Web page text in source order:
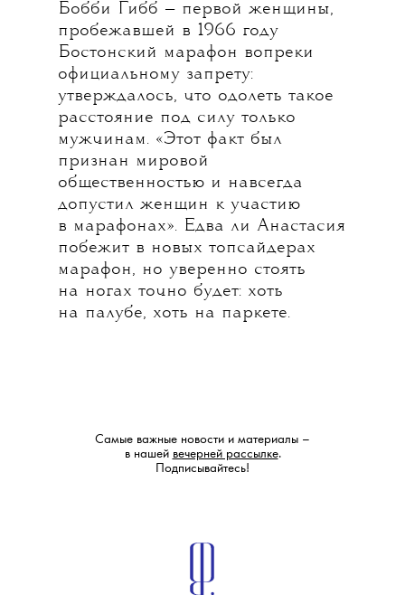
Бобби Гибб — первой женщины,
пробежавшей в 1966 году
Бостонский марафон вопреки
официальному запрету:
утверждалось, что одолеть такое
расстояние под силу только
мужчинам. «Этот факт был
признан мировой
общественностью и навсегда
допустил женщин к участию
в марафонах». Едва ли Анастасия
побежит в новых топсайдерах
марафон, но уверенно стоять
на ногах точно будет: хоть
на палубе, хоть на паркете.
Самые важные новости и материалы –
в нашей вечерней рассылке.
Подписывайтесь!